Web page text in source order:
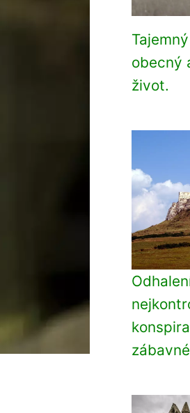
obecný
život.